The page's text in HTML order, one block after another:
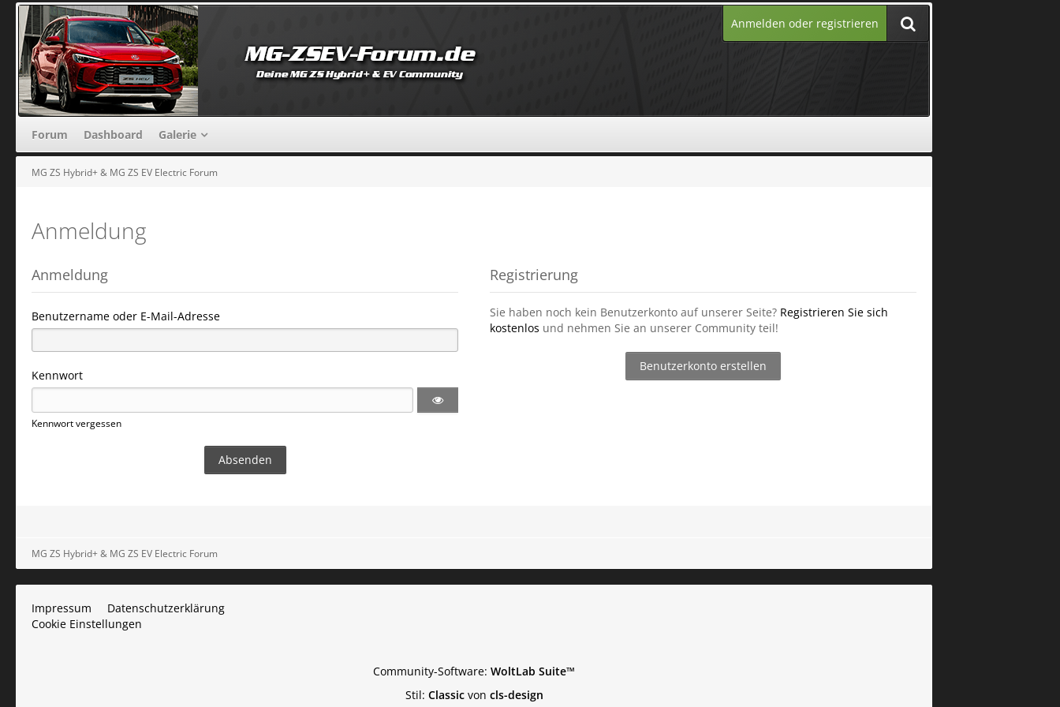
Anmelden oder registrieren
Forum Dashboard Galerie
MG ZS Hybrid+ & MG ZS EV Electric Forum
Anmeldung
Anmeldung
Benutzername oder E-Mail-Adresse
Kennwort
Kennwort vergessen
Registrierung
Sie haben noch kein Benutzerkonto auf unserer Seite? Registrieren Sie sich
kostenlos und nehmen Sie an unserer Community teil!
Benutzerkonto erstellen
MG ZS Hybrid+ & MG ZS EV Electric Forum
Impressum
Datenschutzerklärung
Cookie Einstellungen
Community-Software: WoltLab Suite™
Stil: Classicvon cls-design